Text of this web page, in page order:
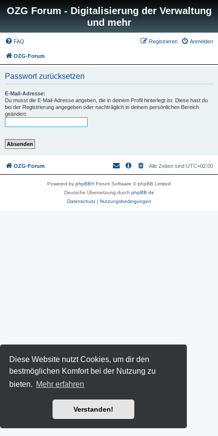
Diese Website nutzt Cookies, um dir den
bestmöglichen Komfort bei der Nutzung zu
bieten. Mehr erfahren
Verstanden!
OZG Forum - Digitalisierung der Verwaltung
und mehr
FAQ Anmelden
Registrieren
OZG-Forum
Passwort zurücksetzen
E-Mail-Adresse:
Du musst die E-Mail-Adresse angeben, die in deinem Profil hinterlegt ist. Diese hast du
bei der Registrierung angegeben oder nachträglich in deinem persönlichen Bereich
geändert.
OZG-Forum Alle Zeiten sind UTC+02:00
Powered by phpBB® Forum Software © phpBB Limited
Deutsche Übersetzung durch phpBB.de
Datenschutz| Nutzungsbedingungen